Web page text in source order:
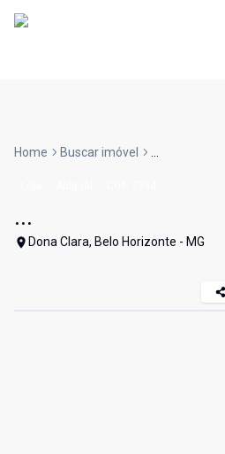
Home Buscar imóvel ...
...
Dona Clara, Belo Horizonte - MG